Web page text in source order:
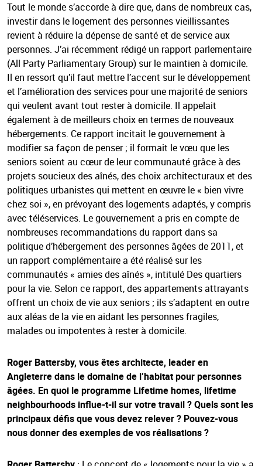
Tout le monde s’accorde à dire que, dans de nombreux cas,
investir dans le logement des personnes vieillissantes
revient à réduire la dépense de santé et de service aux
personnes. J’ai récemment rédigé un rapport parlementaire
(All Party Parliamentary Group) sur le maintien à domicile.
Il en ressort qu’il faut mettre l’accent sur le développement
et l’amélioration des services pour une majorité de seniors
qui veulent avant tout rester à domicile. Il appelait
également à de meilleurs choix en termes de nouveaux
hébergements. Ce rapport incitait le gouvernement à
modifier sa façon de penser ; il formait le vœu que les
seniors soient au cœur de leur communauté grâce à des
projets soucieux des aînés, des choix architecturaux et des
politiques urbanistes qui mettent en œuvre le « bien vivre
chez soi », en prévoyant des logements adaptés, y compris
avec téléservices. Le gouvernement a pris en compte de
nombreuses recommandations du rapport dans sa
politique d’hébergement des personnes âgées de 2011, et
un rapport complémentaire a été réalisé sur les
communautés « amies des aînés », intitulé Des quartiers
pour la vie. Selon ce rapport, des appartements attrayants
offrent un choix de vie aux seniors ; ils s’adaptent en outre
aux aléas de la vie en aidant les personnes fragiles,
malades ou impotentes à rester à domicile.
Roger Battersby, vous êtes architecte, leader en
Angleterre dans le domaine de l’habitat pour personnes
âgées. En quoi le programme Lifetime homes, lifetime
neighbourhoods influe-t-il sur votre travail ? Quels sont les
principaux défis que vous devez relever ? Pouvez-vous
nous donner des exemples de vos réalisations ?